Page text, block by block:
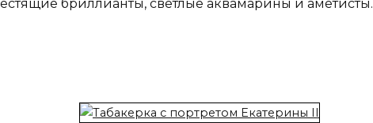
бриллианты, светлые аквамарины и аметисты.